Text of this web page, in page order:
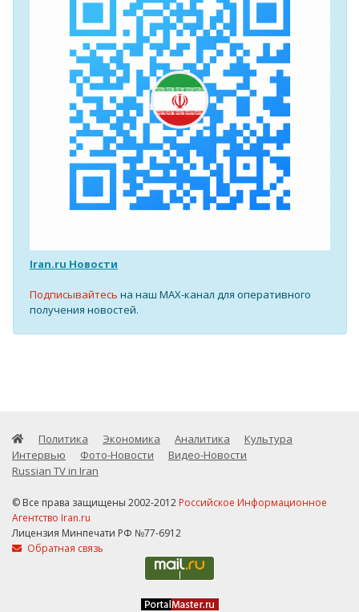
Iran.ru Новости
Подписывайтесь на наш MAX-канал для оперативного
получения новостей.
Политика Экономика Аналитика
Культура
Интервью
Фото-Новости
Видео-Новости
Russian TV in Iran
© Все права защищены 2002-2012 Российское Информационное
Агентство Iran.ru
Лицензия Минпечати РФ №77-6912
Обратная связь